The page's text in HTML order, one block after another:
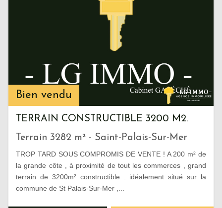
Bien vendu
TERRAIN CONSTRUCTIBLE 3200 M2.
Terrain 3282 m² - Saint-Palais-Sur-Mer
TROP TARD SOUS COMPROMIS DE VENTE ! A 200 m² de
la grande côte , à proximité de tout les commerces , grand
terrain de 3200m² constructible . idéalement situé sur la
commune de St Palais-Sur-Mer ,...